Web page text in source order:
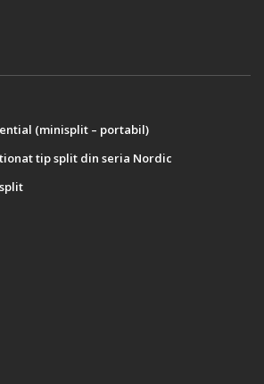
(minisplit – portabil)
tip split din seria Nordic